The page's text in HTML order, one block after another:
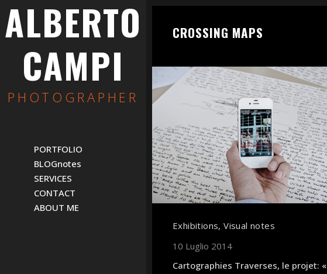
ALBERTO
CAMPI
PHOTOGRAPHER
PORTFOLIO
BLOGnotes
SERVICES
CONTACT
ABOUT ME
CROSSING MAPS
Exhibitions,Visual notes
10 Luglio 2014
Cartographies Traverses, le projet: «